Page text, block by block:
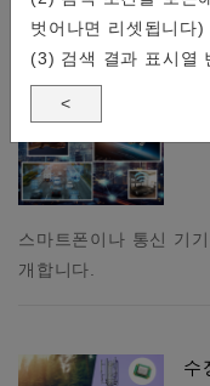
벗어나면 리셋됩니다)
(3) 검색 결과 표시열
<
문의해 주세요.
스마트폰이나 통신 기
개합니다.
수